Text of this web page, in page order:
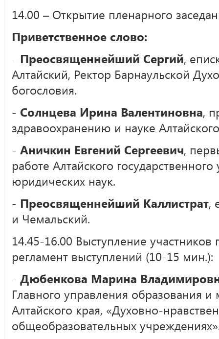
14.00 – Открытие пленарного
Приветственное слово:
- Преосвященнейший Сергий,
Алтайский, Ректор Барнаульской
богословия.
- Солнцева Ирина Валентиновна,
здравоохранению и науке
- Аничкин Евгений Сергеевич,
работе Алтайского
юридических наук.
- Преосвященнейший Каллистрат,
и Чемальский.
14.45-16.00 Выступление участников
регламент выступлений (10-15 мин.):
- Дюбенкова Марина
Главного управления образования
Алтайского края, «Духовно-
общеобразовательных